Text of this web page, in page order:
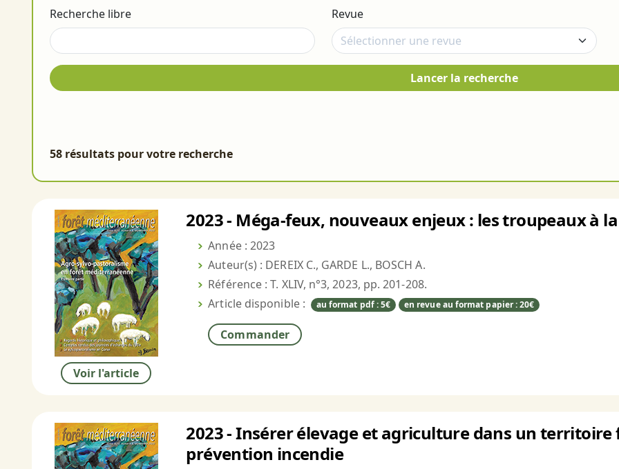
Recherche libre Revue
Lancer la recherche
58 résultats pour votre recherche
Voir l'article
2023 - Méga-feux, nouveaux enjeux : les troupeaux à
Année : 2023
Auteur(s) : DEREIX C., GARDE L., BOSCH A.
Référence : T. XLIV, n°3, 2023, pp. 201-208.
Article disponible :
au format pdf : 5€ en revue au format papier : 20€
Commander
2023 - Insérer élevage et agriculture dans un
prévention incendie